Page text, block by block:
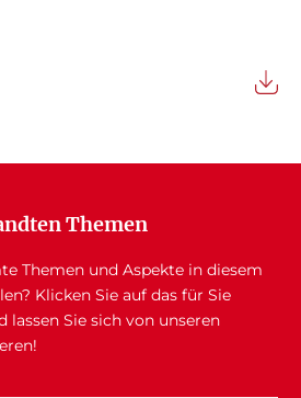
Themen
Themen und Aspekte in diesem
Klicken Sie auf das für Sie
lassen Sie sich von unseren